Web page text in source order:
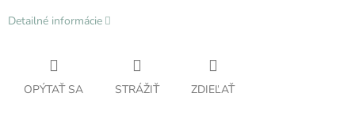
Detailné informácie
OPÝTAŤ SA STRÁŽIŤ ZDIEĽAŤ